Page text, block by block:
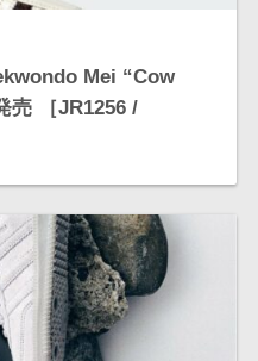
Mei “Cow
売 ［JR1256 /